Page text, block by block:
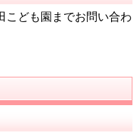
こども園までお問い合わ